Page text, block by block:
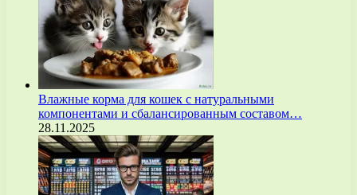
Влажные корма для кошек с натуральными
компонентами и сбалансированным составом…
28.11.2025